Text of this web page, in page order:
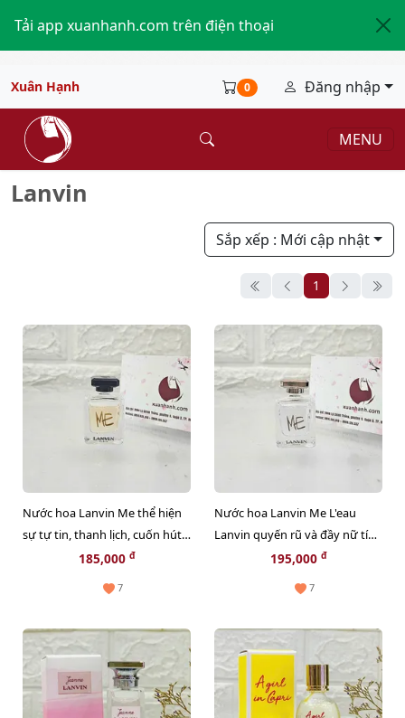
Tải app xuanhanh.com trên điện thoại
Xuân Hạnh 0 Đăng nhập
MENU
Lanvin
Sắp xếp : Mới cập nhật
1
Nước hoa Lanvin Me thể hiện
sự tự tin, thanh lịch, cuốn hút -
EDP, 4.5ml (nắp đen)
185,000 đ
7
Nước hoa Lanvin Me L'eau
Lanvin quyến rũ và đầy nữ tính
- EDT, 4.5ml (nắp bạc)
195,000 đ
7